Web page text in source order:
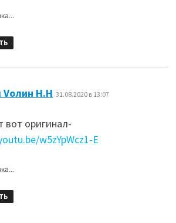
Vолин Н.Н 31.08.2020 в 13:07
вот оригинал-
w5zYpWcz1-E